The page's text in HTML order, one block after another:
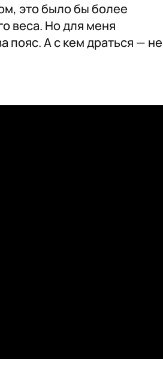
это было бы более
веса. Но для меня
пояс. А с кем драться — не